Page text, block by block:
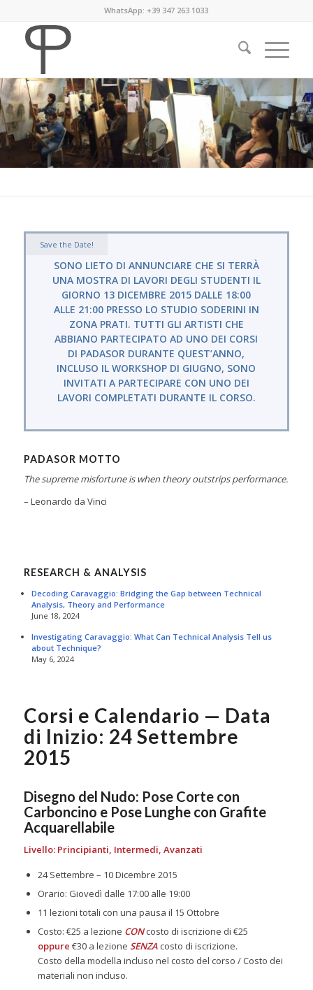
WhatsApp: +39 347 263 1033
Save the Date!
SONO LIETO DI ANNUNCIARE CHE SI TERRÀ
UNA MOSTRA DI LAVORI DEGLI STUDENTI IL
GIORNO 13 DICEMBRE 2015 DALLE 18:00
ALLE 21:00 PRESSO LO STUDIO SODERINI IN
ZONA PRATI. TUTTI GLI ARTISTI CHE
ABBIANO PARTECIPATO AD UNO DEI CORSI
DI PADASOR DURANTE QUEST’ANNO,
INCLUSO IL WORKSHOP DI GIUGNO, SONO
INVITATI A PARTECIPARE CON UNO DEI
LAVORI COMPLETATI DURANTE IL CORSO.
PADASOR MOTTO
The supreme misfortune is when theory outstrips performance.
– Leonardo da Vinci
RESEARCH & ANALYSIS
Decoding Caravaggio: Bridging the Gap between Technical
Analysis, Theory and Performance
June 18, 2024
Investigating Caravaggio: What Can Technical Analysis Tell us
about Technique?
May 6, 2024
Corsi e Calendario — Data
di Inizio: 24 Settembre
2015
Disegno del Nudo: Pose Corte con
Carboncino e Pose Lunghe con Grafite
Acquarellabile
Livello: Principianti, Intermedi, Avanzati
24 Settembre – 10 Dicembre 2015
Orario: Giovedì dalle 17:00 alle 19:00
11 lezioni totali con una pausa il 15 Ottobre
Costo: €25 a lezione CONcosto di iscrizione di €25
oppure €30 a lezione SENZAcosto di iscrizione.
Costo della modella incluso nel costo del corso / Costo dei
materiali non incluso.